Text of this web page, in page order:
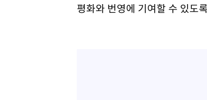
평화와 번영에 기여할 수 있도